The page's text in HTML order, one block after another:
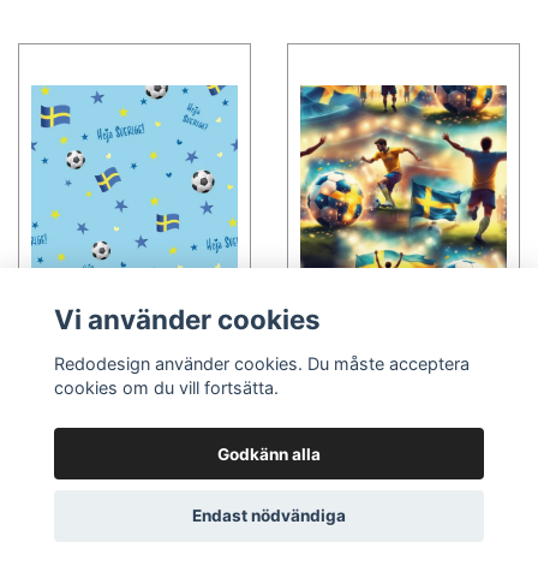
17 kr 17 kr
Vi använder cookies
Redodesign använder cookies. Du måste acceptera
cookies om du vill fortsätta.
Godkänn alla
Endast nödvändiga